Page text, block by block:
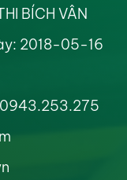
BÍCH VÂN
2018-05-16
0943.253.275